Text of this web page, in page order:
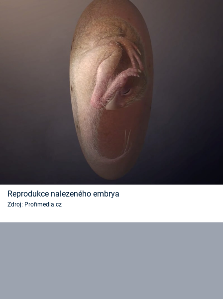
Sledujte prima+
Reprodukce nalezeného embrya
Zdroj: Profimedia.cz